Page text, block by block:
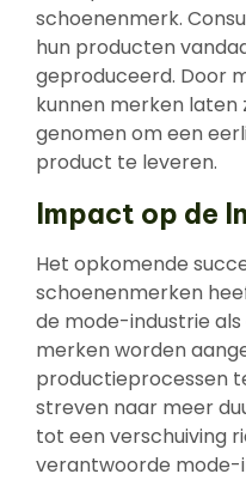
schoenenmerk.
hun producten
geproduceerd. Door
kunnen merken laten
genomen om een
product te leveren.
Impact op de
Het opkomende
schoenenmerken
de mode-industrie
merken worden
productieprocessen
streven naar meer
tot een verschuiving
verantwoorde mode-